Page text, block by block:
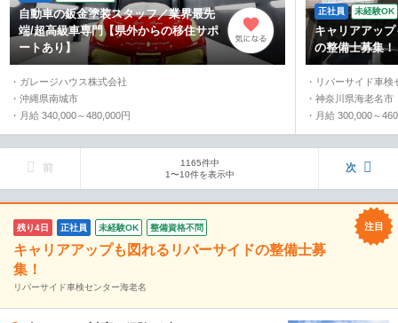
自動車の鈑金塗装スタッフ／業界最先
端/超高級車専門【県外からの移住サポ
ートあり】
・ガレージハウス株式会社
・沖縄県南城市
・月給 340,000～480,000円
正社員 未経験OK
キャリアアッ
の整備士募集！
・リバーサイド車
・神奈川県海老名市
・月給 300,000～
前
1165件中
1〜10件を表示中
次
残り4日 正社員 未経験OK 整備資格不問
キャリアアップも図れるリバーサイドの整備士募
集！
リバーサイド車検センター海老名